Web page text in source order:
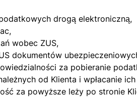
drogą elektroniczną,
wobec ZUS,
dokumentów
za pobieranie
od Klienta i wpłacanie
za powyższe leży po stronie